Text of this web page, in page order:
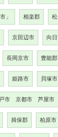
」 相楽郡
京田辺市 向
長岡京市 豊能郡
姫路市 貝塚市
市 京都市 芦屋市
揖保郡 柏原市